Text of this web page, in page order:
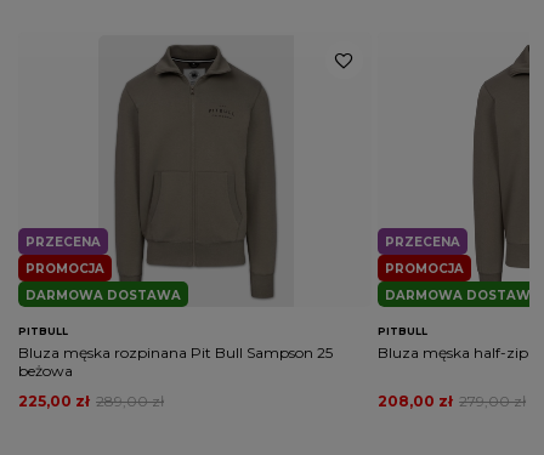
PROMOCJA
PRZECENA
DARMOWA DOSTAWA
PITBULL
Bluza męska rozpinana Pit Bull Sampson 25
beżowa
289,00 zł
225,00 zł
PROMOCJA
PRZECENA
DARMOWA DOSTAWA
PITBULL
Bluza męska half-zip
279,00 zł
208,00 zł